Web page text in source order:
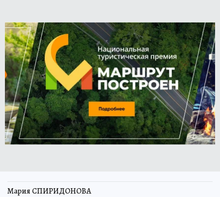
Мария СПИРИДОНОВА